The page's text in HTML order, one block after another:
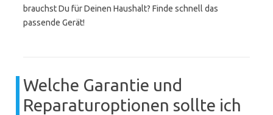
brauchst Du für Deinen Haushalt? Finde schnell das
passende Gerät!
Welche Garantie und
Reparaturoptionen sollte ich